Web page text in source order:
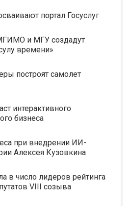
портал Госуслуг
и МГУ создадут
времени»
построят самолет
интерактивного
бизнеса
при внедрении ИИ-
Алексея Кузовкина
в число лидеров рейтинга
VIII созыва